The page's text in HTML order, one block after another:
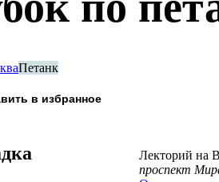
Петанк
Лекторий на
проспект